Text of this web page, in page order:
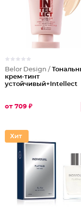
Belor Design /
крем-тинт
устойчивый+Intellect
от 709 ₽